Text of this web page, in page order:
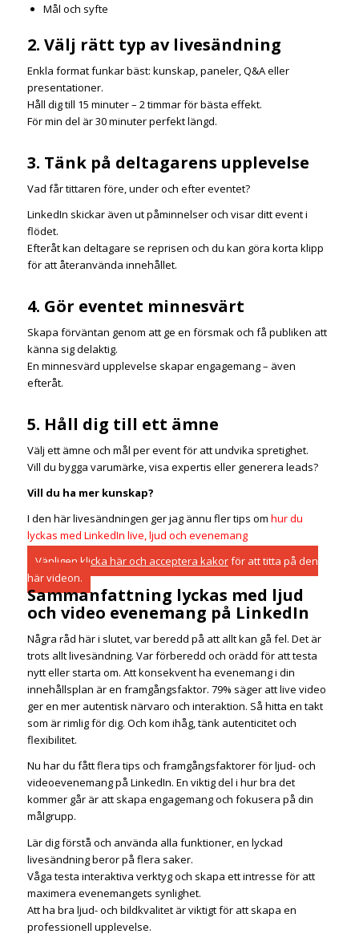
Mål och syfte
2. Välj rätt typ av livesändning
Enkla format funkar bäst: kunskap, paneler, Q&A eller
presentationer.
Håll dig till 15 minuter – 2 timmar för bästa effekt.
För min del är 30 minuter perfekt längd.
3. Tänk på deltagarens upplevelse
Vad får tittaren före, under och efter eventet?
LinkedIn skickar även ut påminnelser och visar ditt event i
flödet.
Efteråt kan deltagare se reprisen och du kan göra korta klipp
för att återanvända innehållet.
4. Gör eventet minnesvärt
Skapa förväntan genom att ge en försmak och få publiken att
känna sig delaktig.
En minnesvärd upplevelse skapar engagemang – även
efteråt.
5. Håll dig till ett ämne
Välj ett ämne och mål per event för att undvika spretighet.
Vill du bygga varumärke, visa expertis eller generera leads?
Vill du ha mer kunskap?
I den här livesändningen ger jag ännu fler tips om hur du
lyckas med LinkedIn live, ljud och evenemang
Vänligen klicka här och acceptera kakorför att titta på den
här videon.
Sammanfattning lyckas med ljud
och video evenemang på LinkedIn
Några råd här i slutet, var beredd på att allt kan gå fel. Det är
trots allt livesändning. Var förberedd och orädd för att testa
nytt eller starta om. Att konsekvent ha evenemang i din
innehållsplan är en framgångsfaktor. 79% säger att live video
ger en mer autentisk närvaro och interaktion. Så hitta en takt
som är rimlig för dig. Och kom ihåg, tänk autenticitet och
flexibilitet.
Nu har du fått flera tips och framgångsfaktorer för ljud- och
videoevenemang på LinkedIn. En viktig del i hur bra det
kommer går är att skapa engagemang och fokusera på din
målgrupp.
Lär dig förstå och använda alla funktioner, en lyckad
livesändning beror på flera saker.
Våga testa interaktiva verktyg och skapa ett intresse för att
maximera evenemangets synlighet.
Att ha bra ljud- och bildkvalitet är viktigt för att skapa en
professionell upplevelse.